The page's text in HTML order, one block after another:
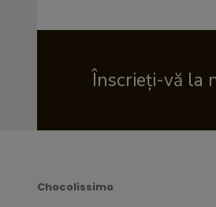
Înscrieți-vă la
Chocolissimo